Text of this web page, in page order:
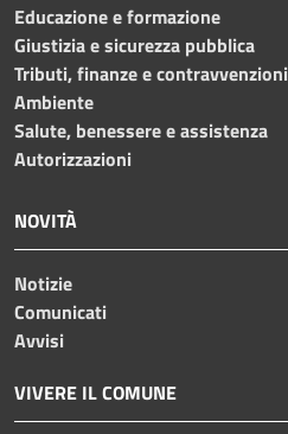
Educazione e formazione
Giustizia e sicurezza pubblica
Tributi, finanze e contravvenzioni
Ambiente
Salute, benessere e assistenza
Autorizzazioni
NOVITÀ
Notizie
Comunicati
Avvisi
VIVERE IL COMUNE